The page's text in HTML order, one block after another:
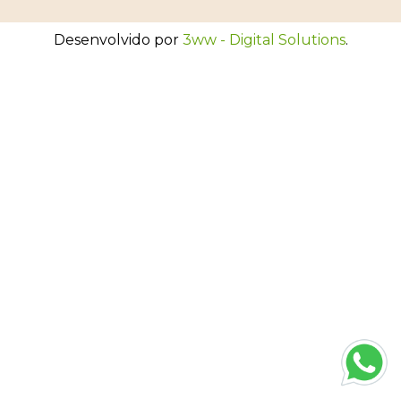
Desenvolvido por 3ww - Digital Solutions.